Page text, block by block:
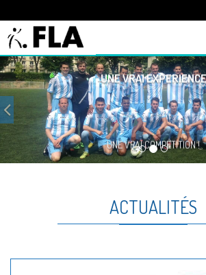
UNE VRAI EXPERIENCE
UNE VRAI COMPÉTITION !
Previous
ACTUALITÉS